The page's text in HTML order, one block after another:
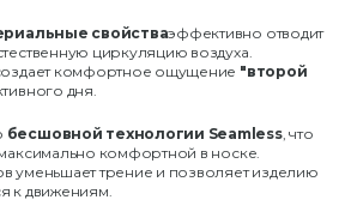
свойстваэффективно отводит
циркуляцию воздуха.
комфортное ощущение "второй
дня.
бесшовной технологии Seamless, что
комфортной в носке.
уменьшает трение и позволяет изделию
к движениям.